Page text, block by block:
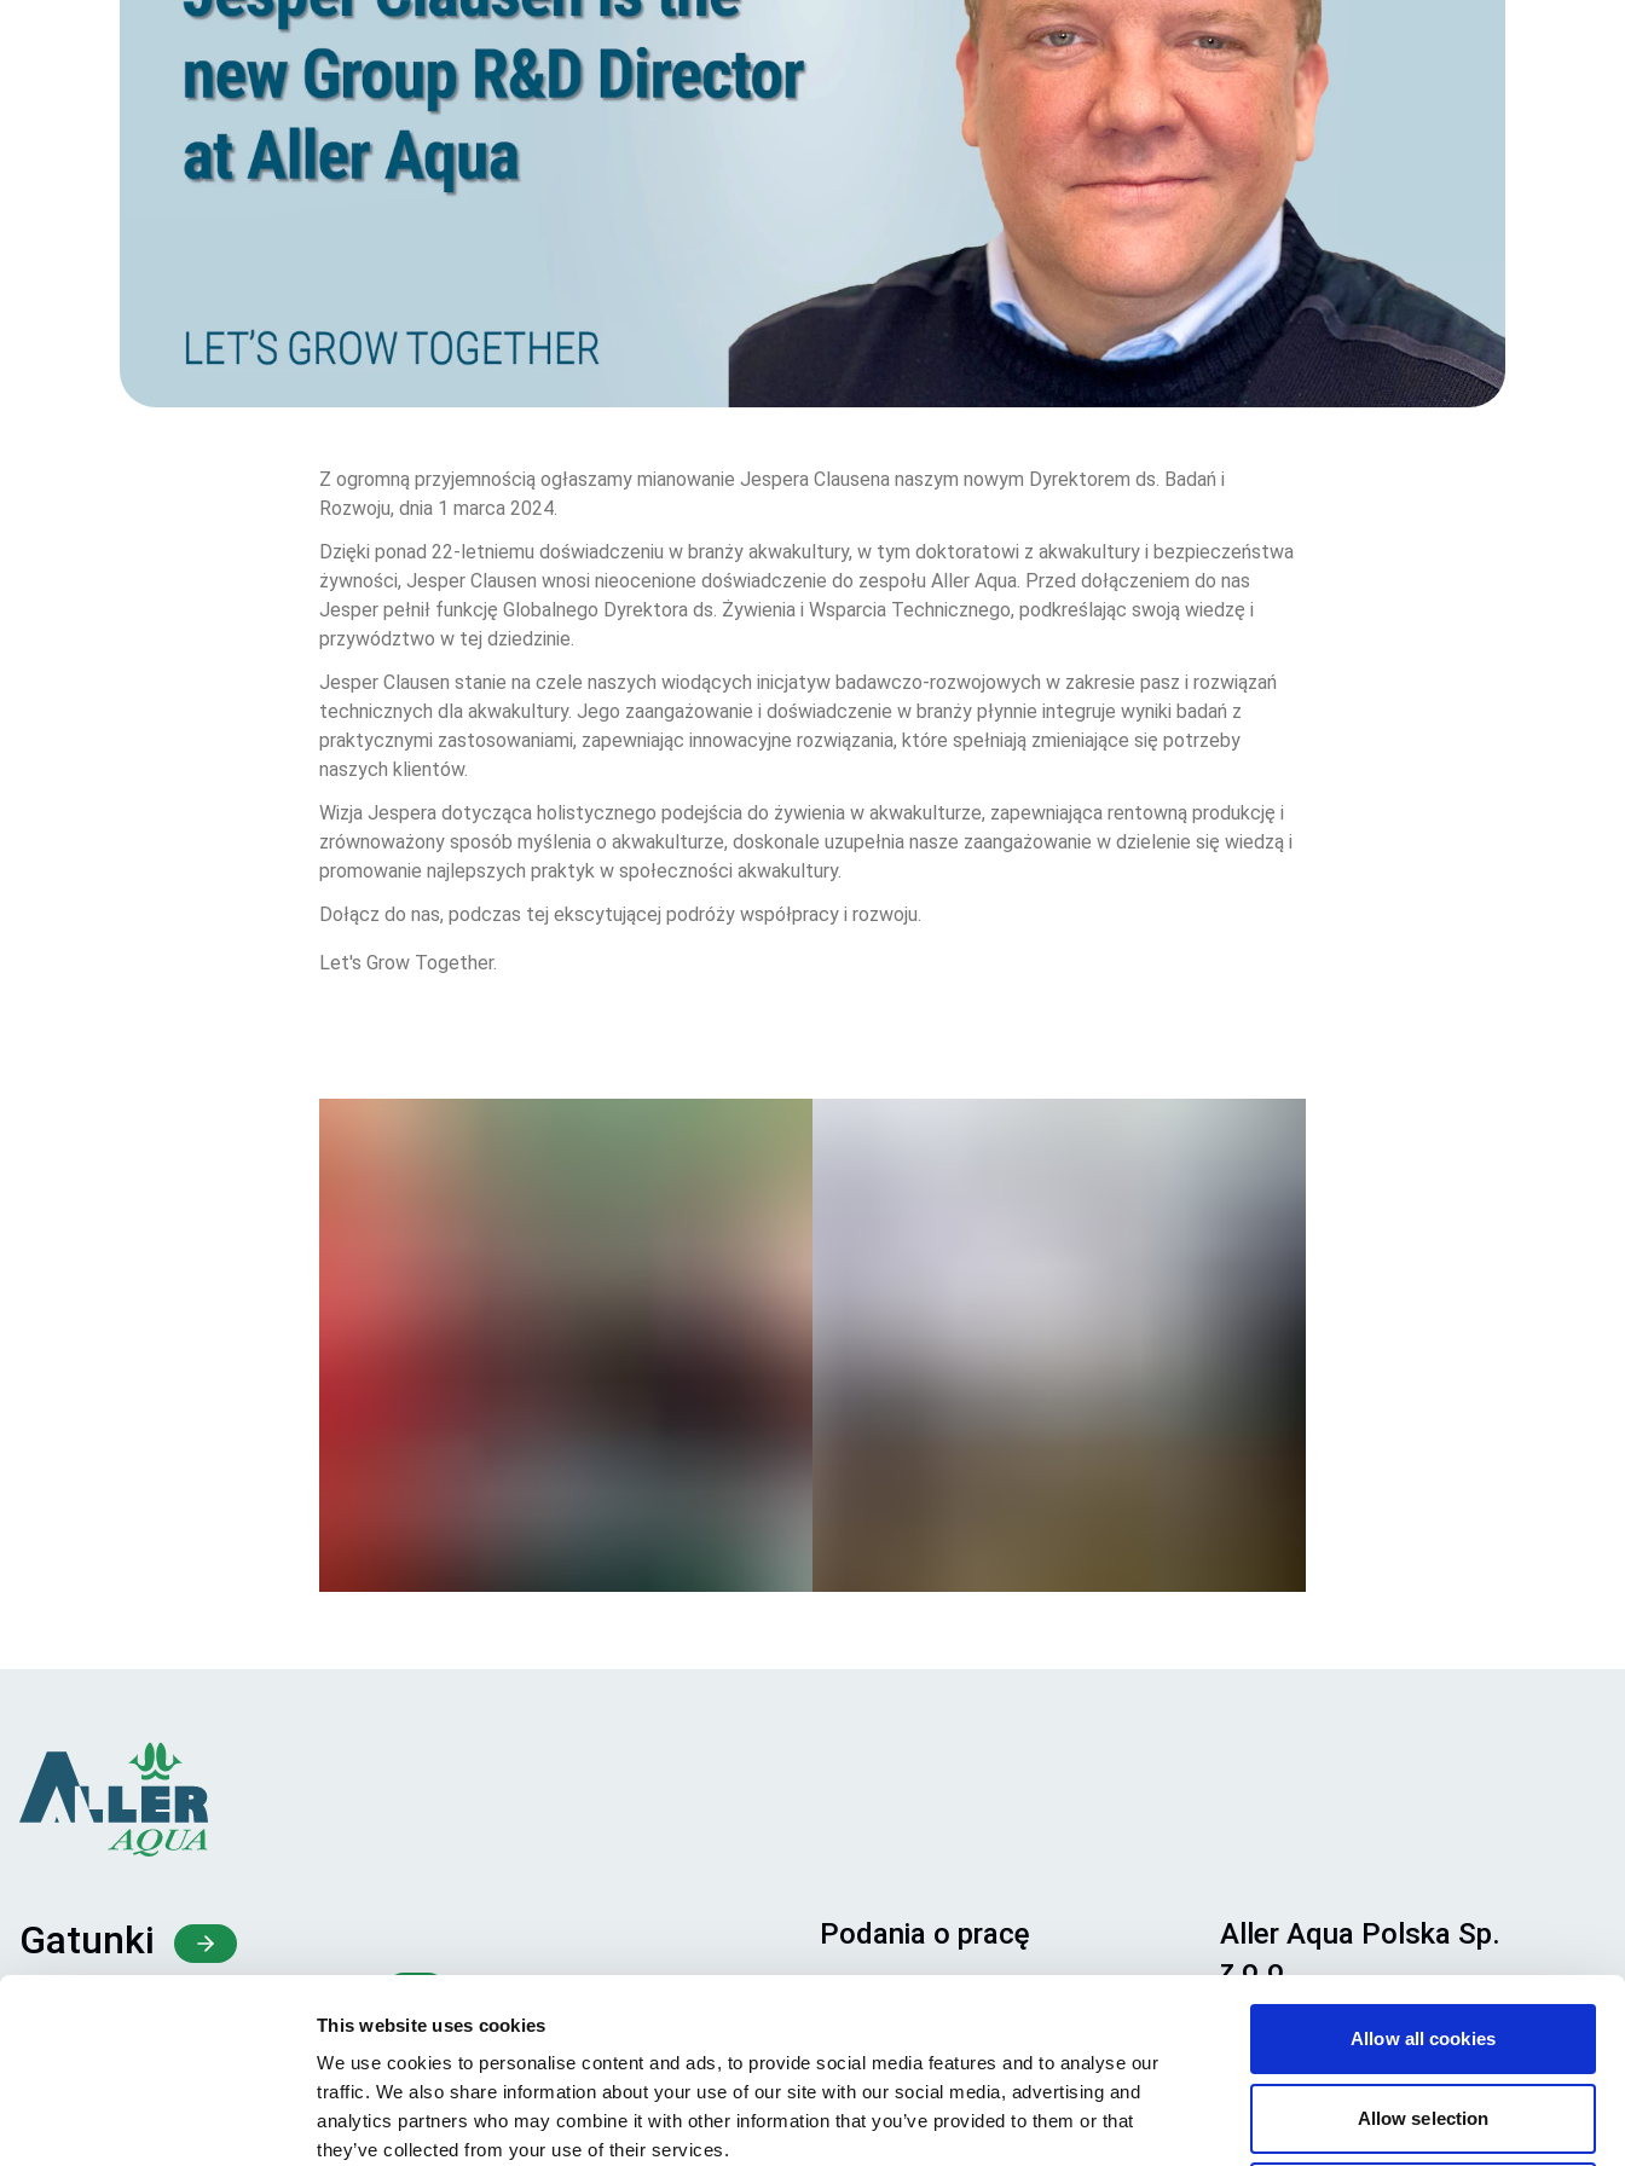
This website uses cookies
We use cookies to personalise content and ads, to provide social media features and to analyse our
traffic. We also share information about your use of our site with our social media, advertising and
analytics partners who may combine it with other information that you’ve provided to them or that
they’ve collected from your use of their services.
Allow all cookies
Allow selection
Z ogromną przyjemnością ogłaszamy mianowanie Jespera Clausena naszym nowym Dyrektorem ds. Badań i
Rozwoju, dnia 1 marca 2024.
Dzięki ponad 22-letniemu doświadczeniu w branży akwakultury, w tym doktoratowi z akwakultury i bezpieczeństwa
żywności, Jesper Clausen wnosi nieocenione doświadczenie do zespołu Aller Aqua. Przed dołączeniem do nas
Jesper pełnił funkcję Globalnego Dyrektora ds. Żywienia i Wsparcia Technicznego, podkreślając swoją wiedzę i
przywództwo w tej dziedzinie.
Jesper Clausen stanie na czele naszych wiodących inicjatyw badawczo-rozwojowych w zakresie pasz i rozwiązań
technicznych dla akwakultury. Jego zaangażowanie i doświadczenie w branży płynnie integruje wyniki badań z
praktycznymi zastosowaniami, zapewniając innowacyjne rozwiązania, które spełniają zmieniające się potrzeby
naszych klientów.
Wizja Jespera dotycząca holistycznego podejścia do żywienia w akwakulturze, zapewniająca rentowną produkcję i
zrównoważony sposób myślenia o akwakulturze, doskonale uzupełnia nasze zaangażowanie w dzielenie się wiedzą i
promowanie najlepszych praktyk w społeczności akwakultury.
Dołącz do nas, podczas tej ekscytującej podróży współpracy i rozwoju.
Let's Grow Together.
Gatunki
Koncepcje Paszowe
Podania o pracę
miejsce, prosimy o wyraźne
wskazanie stanowiska, którym
jesteś zainteresowany. Czekamy
Aller Aqua Polska Sp.
z o.o.
Adres siedziby: PTTK 52, 87-400
NIP: 8420008107